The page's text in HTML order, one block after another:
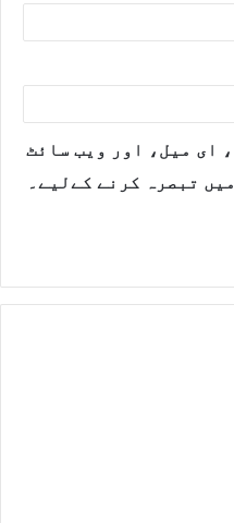
ای میل، اور ویب سائٹ
تبصرہ کرنے کےلیے۔